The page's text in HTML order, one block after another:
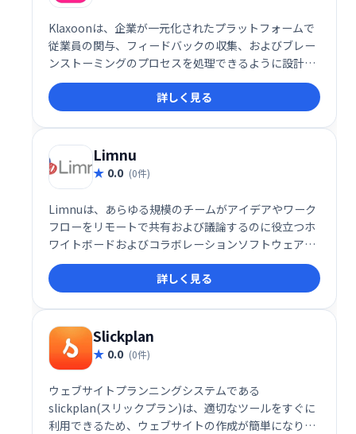
Klaxoonは、企業が一元化されたプラットフォームで
従業員の関与、フィードバックの収集、およびブレー
ンストーミングのプロセスを処理できるように設計さ
れた会議管理およびチームコラボレーションソフトウ
ェアです。
詳しく見る
Limnu
0.0 (0件)
Limnuは、あらゆる規模のチームがアイデアやワーク
フローをリモートで共有および議論するのに役立つホ
ワイトボードおよびコラボレーションソフトウェアで
す。チームメンバーが迅速なコミュニケーションを確
立できるようにする、組み込みのインスタントメッセ
ージングおよびビデオ会議ツールが付属しています。
詳しく見る
Slickplan
0.0 (0件)
ウェブサイトプランニングシステムである
slickplan(スリックプラン)は、適切なツールをすぐに
利用できるため、ウェブサイトの作成が簡単になりま